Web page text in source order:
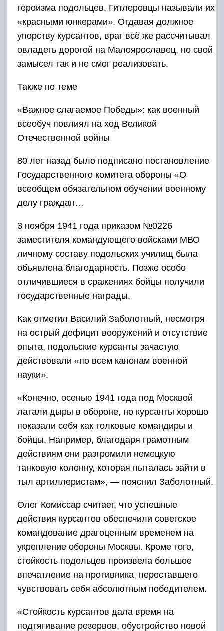
героизма подольцев. Гитлеровцы называли их
«красными юнкерами». Отдавая должное
упорству курсантов, враг всё же рассчитывал
овладеть дорогой на Малоярославец, но свой
замысел так и не смог реализовать.
Также по теме
«Важное слагаемое Победы»: как военный
всеобуч повлиял на ход Великой
Отечественной войны
80 лет назад было подписано постановление
Государственного комитета обороны «О
всеобщем обязательном обучении военному
делу граждан…
3 ноября 1941 года приказом №0226
заместителя командующего войсками МВО
личному составу подольских училищ была
объявлена благодарность. Позже особо
отличившиеся в сражениях бойцы получили
государственные награды.
Как отметил Василий Заболотный, несмотря
на острый дефицит вооружений и отсутствие
опыта, подольские курсанты зачастую
действовали «по всем канонам военной
науки».
«Конечно, осенью 1941 года под Москвой
латали дыры в обороне, но курсанты хорошо
показали себя как толковые командиры и
бойцы. Например, благодаря грамотным
действиям они разгромили немецкую
танковую колонну, которая пыталась зайти в
тыл артиллеристам», — пояснил Заболотный.
Олег Комиссар считает, что успешные
действия курсантов обеспечили советское
командование драгоценным временем на
укрепление обороны Москвы. Кроме того,
стойкость подольцев произвела большое
впечатление на противника, переставшего
чувствовать себя абсолютным победителем.
«Стойкость курсантов дала время на
подтягивание резервов, обустройство новой